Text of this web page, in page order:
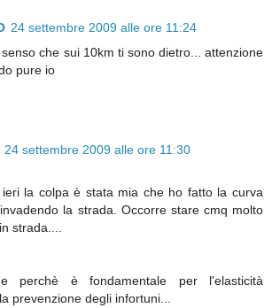
24 settembre 2009 alle ore 11:24
che sui 10km ti sono dietro... attenzione
pure io
24 settembre 2009 alle ore 11:30
la colpa è stata mia che ho fatto la curva
la strada. Occorre stare cmq molto
strada....
perchè è fondamentale per l'elasticità
prevenzione degli infortuni...